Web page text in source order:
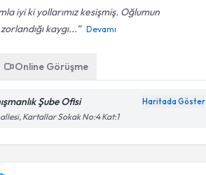
iyi ki yollarımız kesişmiş. Oğlumun
kaygı...
Devamı
Online Görüşme
Şube Ofisi Haritada Göster
Kartallar Sokak No:4 Kat:1